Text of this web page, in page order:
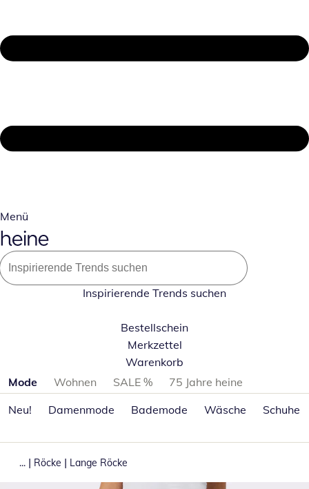
Menü
Inspirierende Trends suchen
Bestellschein
Merkzettel
Warenkorb
Produktkategorien überspringen
Mode Wohnen SALE %
75 Jahre heine
Neu!
Damenmode Bademode Wäsche Schuhe
... | Röcke | Lange Röcke